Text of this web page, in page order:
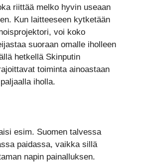
riittää melko hyvin useaan
Kun laitteeseen kytketään
voi koko
suoraan omalle iholleen
hetkellä Skinputin
toiminta ainoastaan
iholla.
esim. Suomen talvessa
paidassa, vaikka sillä
napin painalluksen.